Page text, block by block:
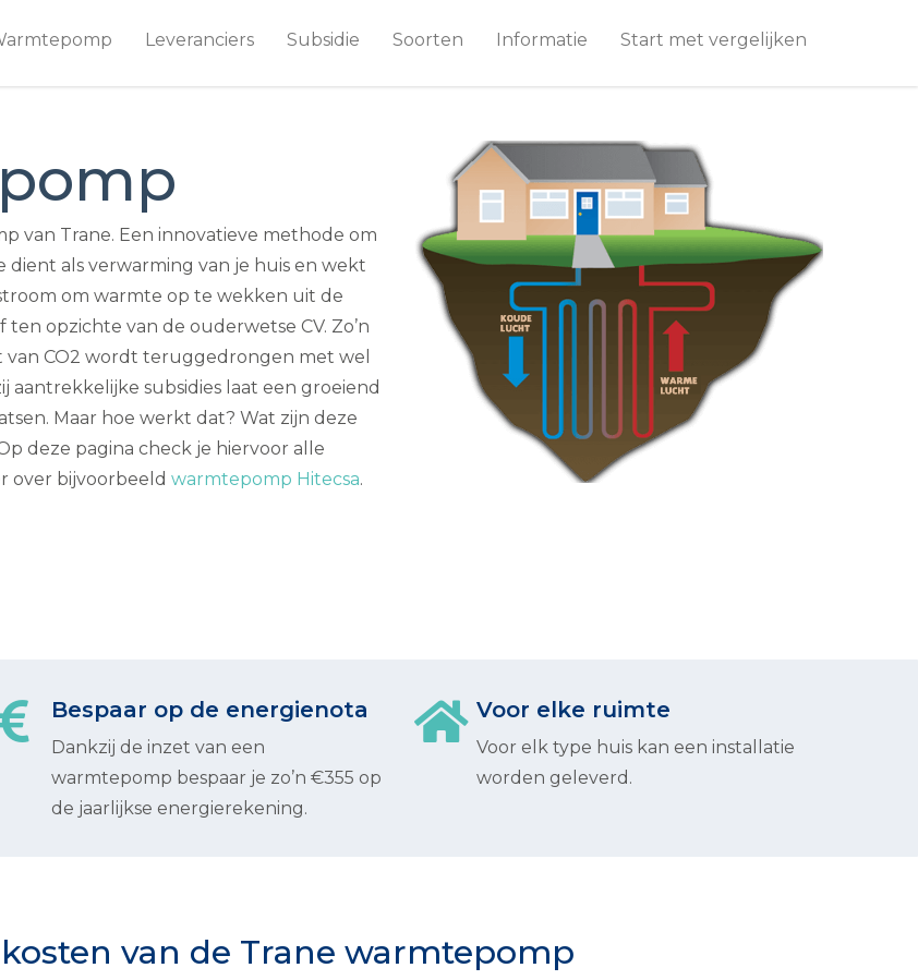
Leveranciers Subsidie Soorten Informatie Start met vergelijken
van Trane. Een innovatieve methode om
dient als verwarming van je huis en wekt
om warmte op te wekken uit de
opzichte van de ouderwetse CV. Zo’n
CO2 wordt teruggedrongen met wel
aantrekkelijke subsidies laat een groeiend
Maar hoe werkt dat? Wat zijn deze
deze pagina check je hiervoor alle
over bijvoorbeeld warmtepomp Hitecsa.
Bespaar op de energienota
Dankzij de inzet van een
warmtepomp bespaar je zo’n €355 op
de jaarlijkse energierekening.
Voor elke ruimte
Voor elk type huis kan een installatie
worden geleverd.
van de Trane warmtepomp